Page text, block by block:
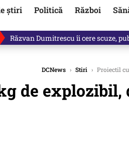
știri Politică Război
De ce minte Ilie Bolojan? Ce spune
DCNews › Stiri › Proiectil
de